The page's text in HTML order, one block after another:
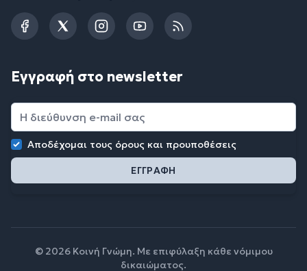
FacebookTwitterInstagramYouTubeRSS
Εγγραφή στο newsletter
Αποδέχομαι τους όρους και προυποθέσεις
© 2026 Κοινή Γνώμη. Με επιφύλαξη κάθε νόμιμου
δικαιώματος.